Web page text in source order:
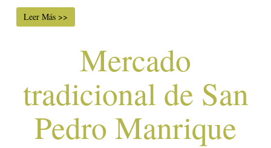
Leer Más >>
Mercado
tradicional de San
Pedro Manrique